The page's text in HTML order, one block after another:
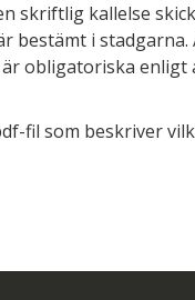
skriftlig kallelse
bestämt i
obligatoriska
fil som beskriver